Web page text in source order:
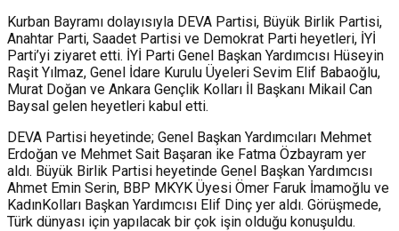
Kurban Bayramı dolayısıyla DEVA Partisi, Büyük Birlik Partisi,
Anahtar Parti, Saadet Partisi ve Demokrat Parti heyetleri, İYİ
Parti’yi ziyaret etti. İYİ Parti Genel Başkan Yardımcısı Hüseyin
Raşit Yılmaz, Genel İdare Kurulu Üyeleri Sevim Elif Babaoğlu,
Murat Doğan ve Ankara Gençlik Kolları İl Başkanı Mikail Can
Baysal gelen heyetleri kabul etti.
DEVA Partisi heyetinde; Genel Başkan Yardımcıları Mehmet
Erdoğan ve Mehmet Sait Başaran ike Fatma Özbayram yer
aldı. Büyük Birlik Partisi heyetinde Genel Başkan Yardımcısı
Ahmet Emin Serin, BBP MKYK Üyesi Ömer Faruk İmamoğlu ve
KadınKolları Başkan Yardımcısı Elif Dinç yer aldı. Görüşmede,
Türk dünyası için yapılacak bir çok işin olduğu konuşuldu.